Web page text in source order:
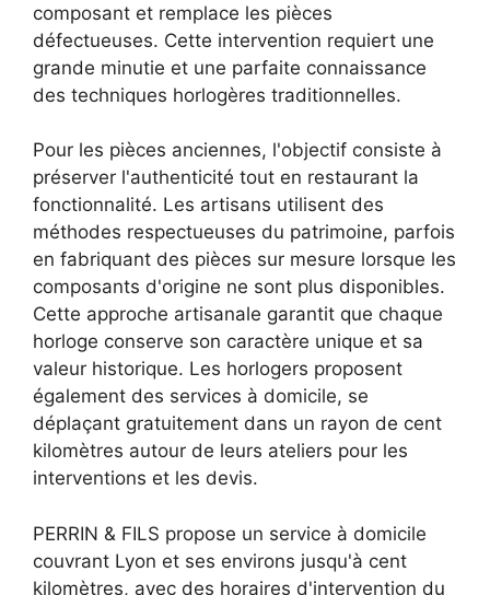
composant et remplace les pièces
défectueuses. Cette intervention requiert une
grande minutie et une parfaite connaissance
des techniques horlogères traditionnelles.
Pour les pièces anciennes, l'objectif consiste à
préserver l'authenticité tout en restaurant la
fonctionnalité. Les artisans utilisent des
méthodes respectueuses du patrimoine, parfois
en fabriquant des pièces sur mesure lorsque les
composants d'origine ne sont plus disponibles.
Cette approche artisanale garantit que chaque
horloge conserve son caractère unique et sa
valeur historique. Les horlogers proposent
également des services à domicile, se
déplaçant gratuitement dans un rayon de cent
kilomètres autour de leurs ateliers pour les
interventions et les devis.
PERRIN & FILS propose un service à domicile
couvrant Lyon et ses environs jusqu'à cent
kilomètres, avec des horaires d'intervention du